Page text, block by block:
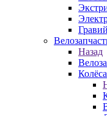
Назад
Колёса